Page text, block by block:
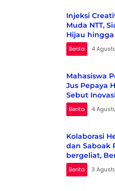
Injeksi
Muda NTT,
Hijau
Berita 4
Mahasiswa
Jus Pepaya
Sebut
Berita 4
Kolaborasi
dan Saboak
bergeliat,
Berita 3